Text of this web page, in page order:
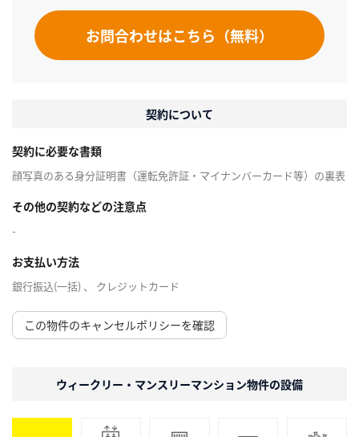
お問合わせはこちら（無料）
契約について
契約に必要な書類
顔写真のある身分証明書（運転免許証・マイナンバーカード等）の裏表
その他の契約などの注意点
-
お支払い方法
銀行振込(一括) 、 クレジットカード
この物件のキャンセルポリシーを確認
ウィークリー・マンスリーマンション物件の設備